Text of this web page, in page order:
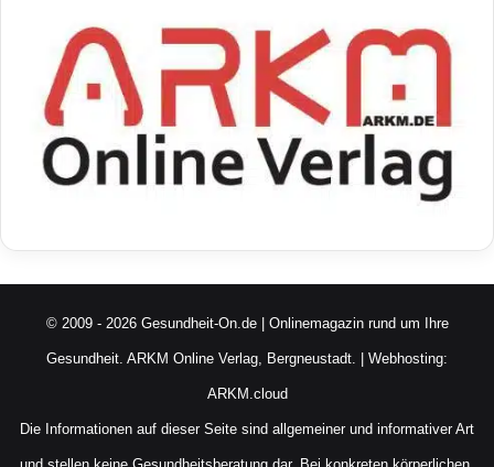
© 2009 - 2026 Gesundheit-On.de | Onlinemagazin rund um Ihre
Gesundheit. ARKM Online Verlag, Bergneustadt. | Webhosting:
ARKM.cloud
Die Informationen auf dieser Seite sind allgemeiner und informativer Art